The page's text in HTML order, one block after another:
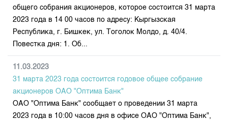
общего собрания акционеров, которое состоится 31 марта
2023 года в 14 00 часов по адресу: Кыргызская
Республика, г. Бишкек, ул. Тоголок Молдо, д. 40/4.
Повестка дня: 1. Об...
11.03.2023
31 марта 2023 года состоится годовое общее собрание
акционеров ОАО "Оптима Банк"
ОАО "Оптима Банк" сообщает о проведении 31 марта
2023 года в 10:00 часов дня в офисе ОАО "Оптима Банк",